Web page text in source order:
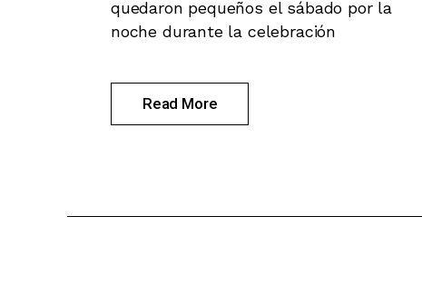
quedaron pequeños el sábado por la
noche durante la celebración
Read More